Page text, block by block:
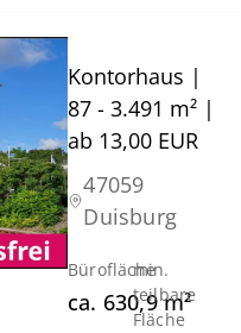
Kontorhaus |
87 - 3.491 m² |
ab 13,00 EUR
47059
Duisburg
Bürofläche
ca. 630,9 m²
min.
teilbare
Fläche